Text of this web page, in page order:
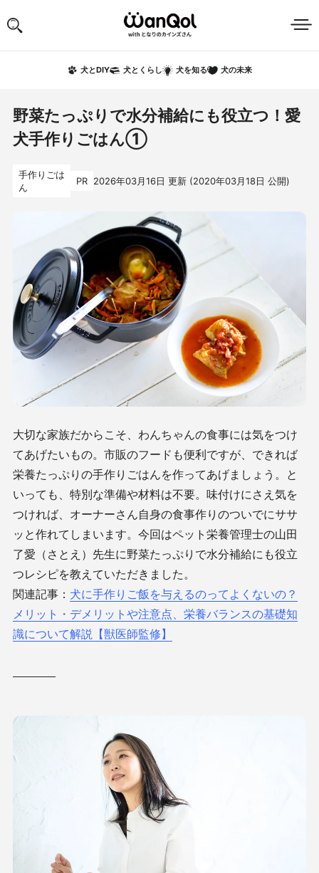
犬とDIY 犬とくらし 犬を知る 犬の未来
野菜たっぷりで水分補給にも役立つ！愛
犬手作りごはん①
手作りごは
ん
PR 2026年03月16日 更新 (2020年03月18日 公開)
大切な家族だからこそ、わんちゃんの食事には気をつけ
てあげたいもの。市販のフードも便利ですが、できれば
栄養たっぷりの手作りごはんを作ってあげましょう。と
いっても、特別な準備や材料は不要。味付けにさえ気を
つければ、オーナーさん自身の食事作りのついでにササ
ッと作れてしまいます。今回はペット栄養管理士の山田
了愛（さとえ）先生に野菜たっぷりで水分補給にも役立
つレシピを教えていただきました。
関連記事： 犬に手作りご飯を与えるのってよくないの？
メリット・デメリットや注意点、栄養バランスの基礎知
識について解説【獣医師監修】